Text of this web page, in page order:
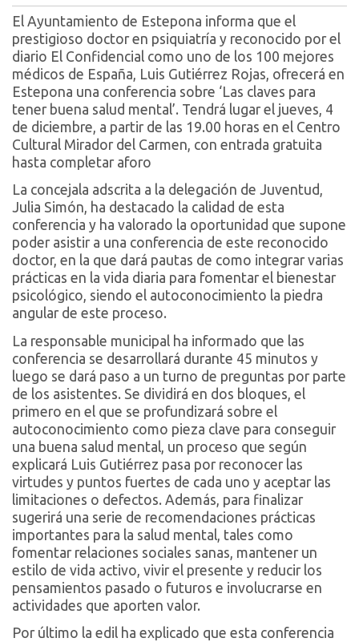
El Ayuntamiento de Estepona informa que el
prestigioso doctor en psiquiatría y reconocido por el
diario El Confidencial como uno de los 100 mejores
médicos de España, Luis Gutiérrez Rojas, ofrecerá en
Estepona una conferencia sobre ‘Las claves para
tener buena salud mental’. Tendrá lugar el jueves, 4
de diciembre, a partir de las 19.00 horas en el Centro
Cultural Mirador del Carmen, con entrada gratuita
hasta completar aforo
La concejala adscrita a la delegación de Juventud,
Julia Simón, ha destacado la calidad de esta
conferencia y ha valorado la oportunidad que supone
poder asistir a una conferencia de este reconocido
doctor, en la que dará pautas de como integrar varias
prácticas en la vida diaria para fomentar el bienestar
psicológico, siendo el autoconocimiento la piedra
angular de este proceso.
La responsable municipal ha informado que las
conferencia se desarrollará durante 45 minutos y
luego se dará paso a un turno de preguntas por parte
de los asistentes. Se dividirá en dos bloques, el
primero en el que se profundizará sobre el
autoconocimiento como pieza clave para conseguir
una buena salud mental, un proceso que según
explicará Luis Gutiérrez pasa por reconocer las
virtudes y puntos fuertes de cada uno y aceptar las
limitaciones o defectos. Además, para finalizar
sugerirá una serie de recomendaciones prácticas
importantes para la salud mental, tales como
fomentar relaciones sociales sanas, mantener un
estilo de vida activo, vivir el presente y reducir los
pensamientos pasado o futuros e involucrarse en
actividades que aporten valor.
Por último la edil ha explicado que esta conferencia